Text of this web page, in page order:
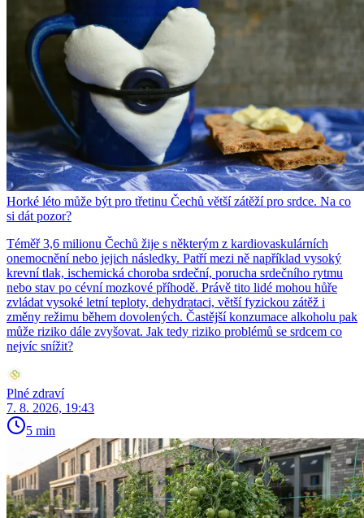
Horké léto může být pro třetinu Čechů větší zátěží pro srdce. Na co
si dát pozor?
Téměř 3,6 milionu Čechů žije s některým z kardiovaskulárních
onemocnění nebo jejich následky. Patří mezi ně například vysoký
krevní tlak, ischemická choroba srdeční, porucha srdečního rytmu
nebo stav po cévní mozkové příhodě. Právě tito lidé mohou hůře
zvládat vysoké letní teploty, dehydrataci, větší fyzickou zátěž i
změny režimu během dovolených. Častější konzumace alkoholu pak
může riziko dále zvyšovat. Jak tedy riziko problémů se srdcem co
nejvíc snížit?
Plné zdraví
7. 8. 2026, 19:43
5 min